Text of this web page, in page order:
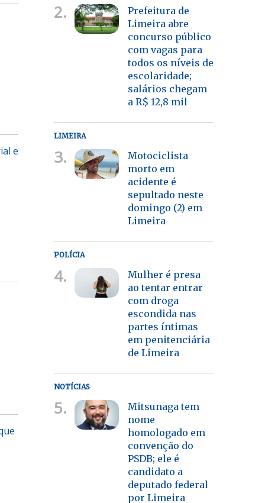
e
2.
Prefeitura de
Limeira abre
concurso público
com vagas para
todos os níveis de
escolaridade;
salários chegam
a R$ 12,8 mil
LIMEIRA
3.
Motociclista
morto em
acidente é
sepultado neste
domingo (2) em
Limeira
POLÍCIA
4.
Mulher é presa
ao tentar entrar
com droga
escondida nas
partes íntimas
em penitenciária
de Limeira
NOTÍCIAS
5.
Mitsunaga tem
nome
homologado em
convenção do
PSDB; ele é
candidato a
deputado federal
por Limeira